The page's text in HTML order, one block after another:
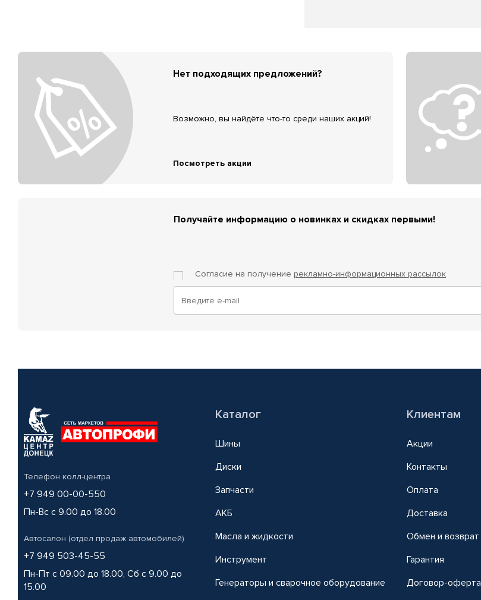
Нет подходящих предложений?
Возможно, вы найдёте что-то среди наших акций!
Посмотреть акции
Получайте информацию о новинках и скидках первыми!
Согласие на получение рекламно-информационных рассылок
Телефон колл-центра
+7 949 00-00-550
Пн-Вс с 9.00 до 18.00
Автосалон (отдел продаж автомобилей)
+7 949 503-45-55
Пн-Пт с 09.00 до 18.00, Сб с 9.00 до
15.00
Каталог
Шины
Диски
Запчасти
АКБ
Масла и жидкости
Инструмент
Генераторы и сварочное оборудование
Клиентам
Акции
Контакты
Оплата
Доставка
Обмен и возврат
Гарантия
Договор-оферта